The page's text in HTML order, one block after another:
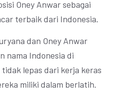
Oney Anwar sebagai
terbaik dari Indonesia.
dan Oney Anwar
nama Indonesia di
lepas dari kerja keras
miliki dalam berlatih.